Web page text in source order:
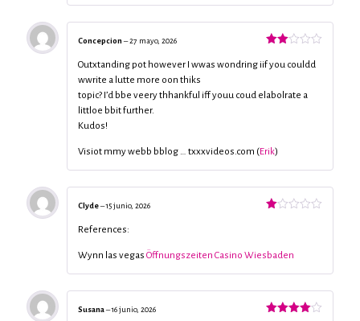
con
Concepcion –27 mayo, 2026
Outxtanding pot however I wwas wondring iif you couldd
wwrite a lutte more oon thiks
topic? I’d bbe veery thhankful iff youu coud elabolrate a
littloe bbit further.
Kudos!
Visiot mmy webb bblog … txxxvideos.com (Erik)
de
5
Clyde–15 junio, 2026
References:
Wynn las vegas Öffnungszeiten Casino Wiesbaden
Susana –16 junio, 2026